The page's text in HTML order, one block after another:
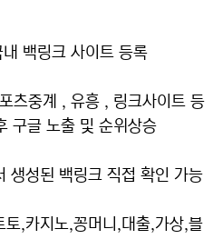
백링크 사이트 등록
츠중계 , 유흥 , 링크사이트 등
구글 노출 및 순위상승
생성된 백링크 직접 확인 가능
,카지노,꽁머니,대출,가상,블